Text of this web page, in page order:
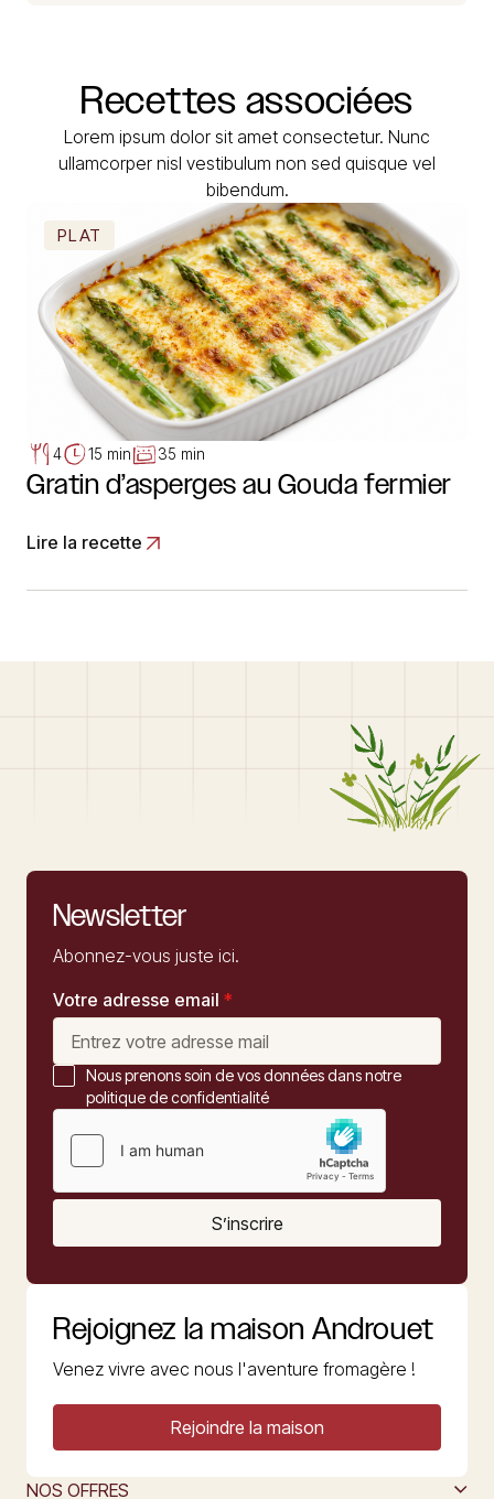
Recettes associées
Lorem ipsum dolor sit amet consectetur. Nunc
ullamcorper nisl vestibulum non sed quisque vel
bibendum.
PLAT
4 15 min 35 min
Gratin d’asperges au Gouda fermier
Lire la recette
Newsletter
Abonnez-vous juste ici.
Votre adresse email *
Nous prenons soin de vos données dans notre
politique de confidentialité
S’inscrire
Rejoignez la maison Androuet
Venez vivre avec nous l'aventure fromagère !
Rejoindre la maison
NOS OFFRES